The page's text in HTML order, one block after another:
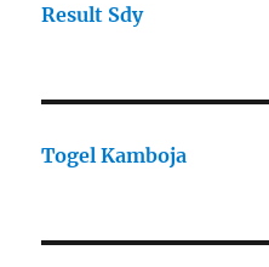
Result Sdy
Togel Kamboja